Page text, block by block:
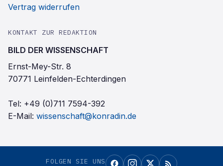
Vertrag widerrufen
KONTAKT ZUR REDAKTION
BILD DER WISSENSCHAFT
Ernst-Mey-Str. 8
70771 Leinfelden-Echterdingen
Tel: +49 (0)711 7594-392
E-Mail: wissenschaft@konradin.de
FOLGEN SIE UNS